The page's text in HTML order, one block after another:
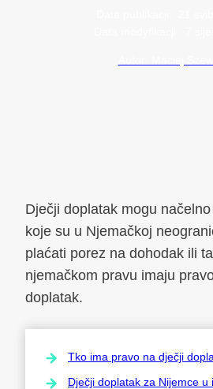
Dječji doplatak mogu
koje su u Njemačkoj
plaćati porez na dohodak ili
njemačkom pravu imaju
doplatak.
Tko ima pravo na dječji
Dječji doplatak za Nijemce u